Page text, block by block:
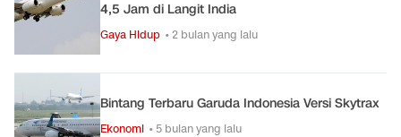
4,5 Jam di Langit India
Gaya Hidup • 2 bulan yang lalu
Bintang Terbaru Garuda Indonesia Versi Skytrax
Ekonomi • 5 bulan yang lalu